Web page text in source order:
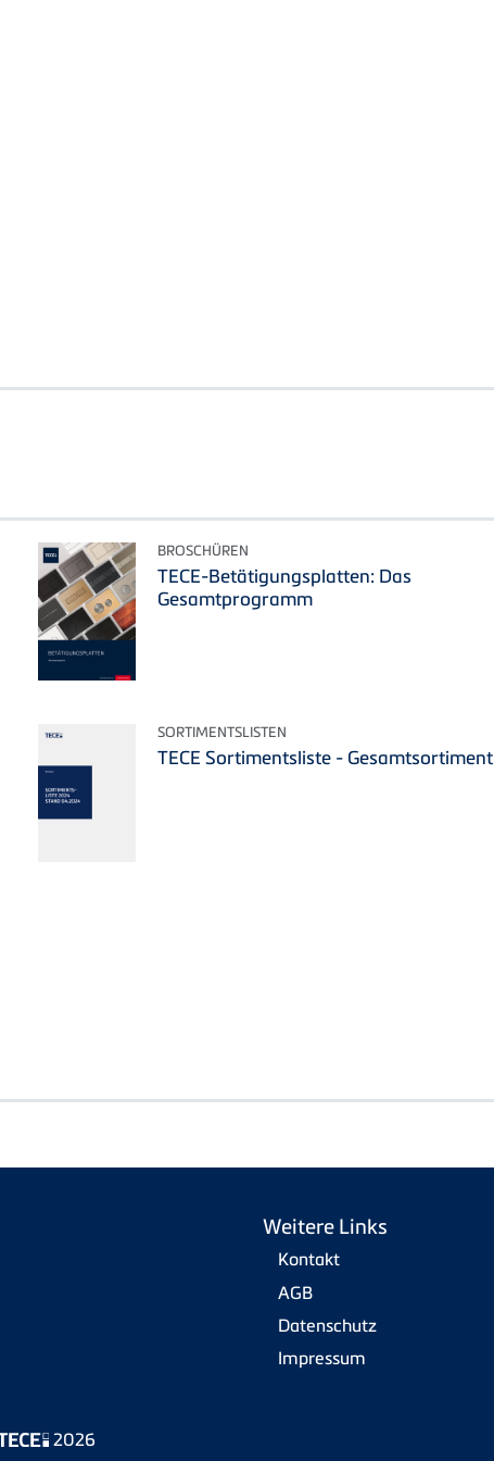
BROSCHÜREN
TECE-Betätigungsplatten: Das
Gesamtprogramm
SORTIMENTSLISTEN
TECE Sortimentsliste - Gesamtsortiment
Weitere Links
Kontakt
AGB
Datenschutz
Impressum
2026